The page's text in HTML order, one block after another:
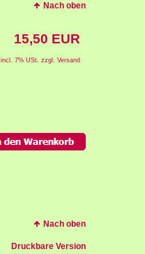
Nach oben
15,50 EUR
incl. 7% USt. zzgl. Versand
Nach oben
Druckbare Version